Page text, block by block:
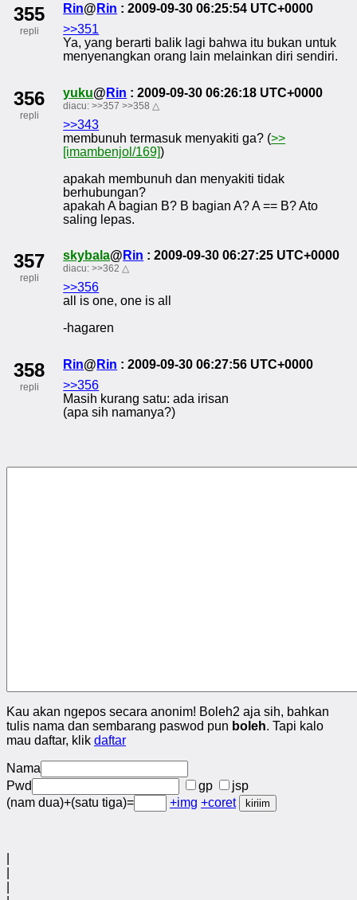
355
repli
Rin@ Rin : 2009-09-30 06:25:54 UTC+0000
>>351
Ya, yang berarti balik lagi bahwa itu bukan untuk
menyenangkan orang lain melainkan diri sendiri.
356
repli
yuku@ Rin : 2009-09-30 06:26:18 UTC+0000
diacu:>>357 >>358 △
>>343
membunuh termasuk menyakiti ga? (>>
[imambenjol/169])
apakah membunuh dan menyakiti tidak
berhubungan?
apakah A bagian B? B bagian A? A == B? Ato
saling lepas.
357
repli
skybala@ Rin : 2009-09-30 06:27:25 UTC+0000
diacu:>>362 △
>>356
all is one, one is all
-hagaren
358
repli
Rin@ Rin : 2009-09-30 06:27:56 UTC+0000
>>356
Masih kurang satu: ada irisan
(apa sih namanya?)
Kau akan ngepos secara anonim! Boleh2 aja sih, bahkan
tulis nama dan sembarang paswod pun boleh. Tapi kalo
mau daftar, klik daftar
Nama
Pwd
gp
jsp
(nam dua)+(satu tiga)=
+img +coret